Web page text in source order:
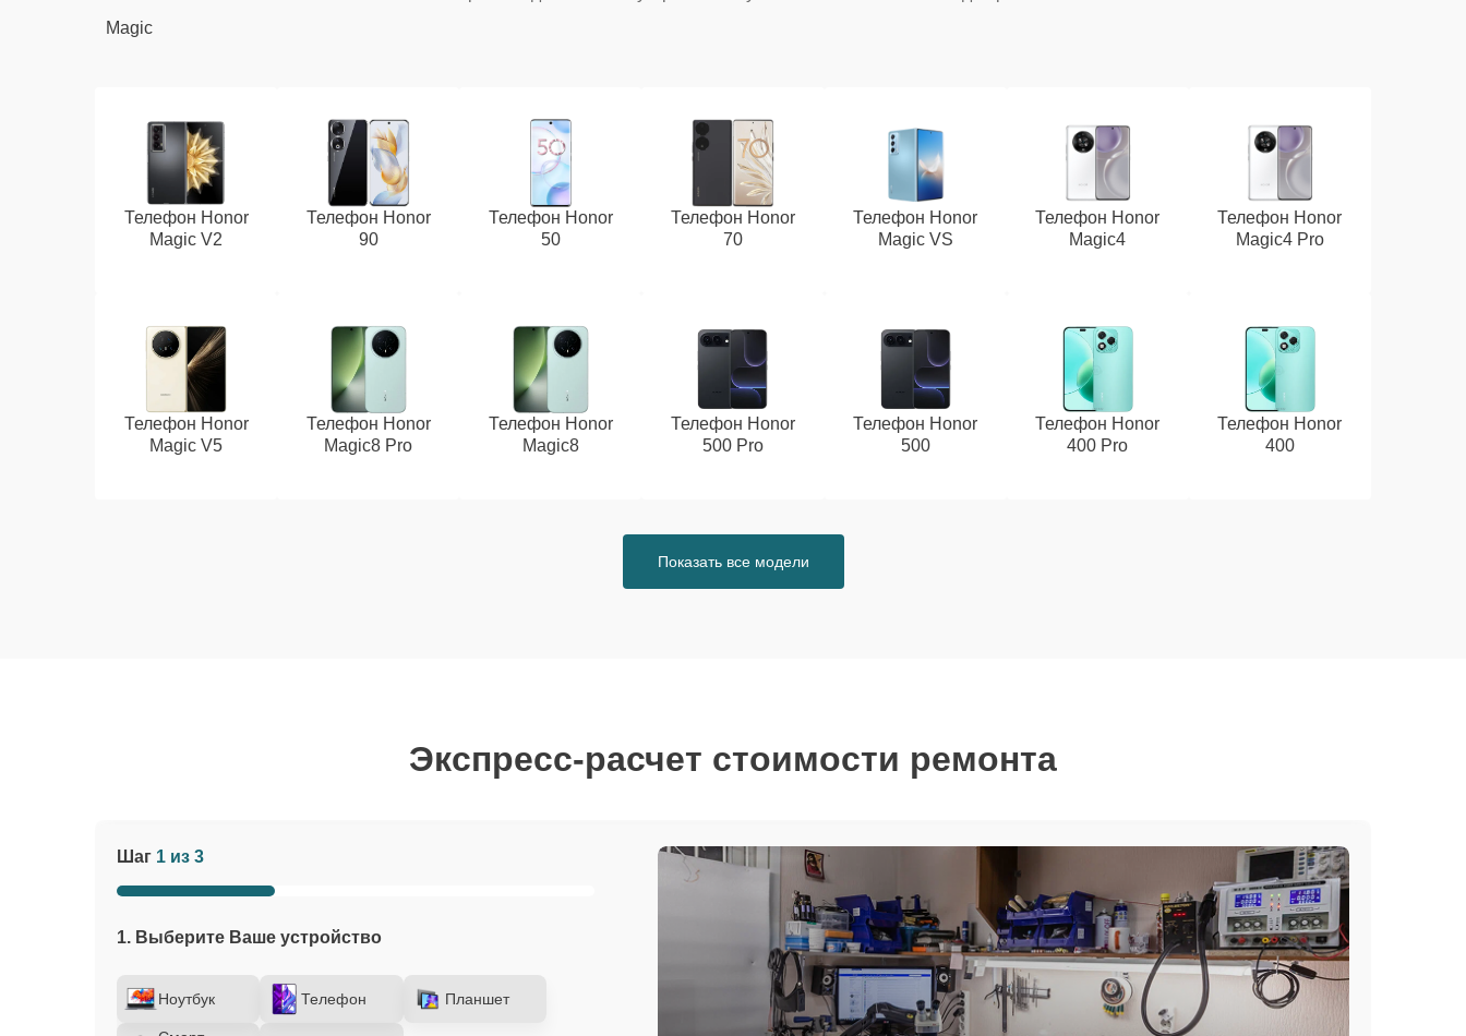
Magic
Телефон Honor
Magic V2
Телефон Honor
90
Телефон Honor
50
Телефон Honor
70
Телефон Honor
Magic VS
Телефон Honor
Magic4
Телефон Honor
Magic4 Pro
Телефон Honor
Magic V5
Телефон Honor
Magic8 Pro
Телефон Honor
Magic8
Телефон Honor
500 Pro
Телефон Honor
500
Телефон Honor
400 Pro
Телефон Honor
400
Показать все модели
Экспресс-расчет стоимости ремонта
Шаг 1 из 3
1. Выберите Ваше устройство
Ноутбук Телефон Планшет